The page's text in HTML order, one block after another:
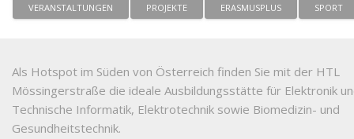
VERANSTALTUNGEN PROJEKTE ERASMUSPLUS SPORT
Als Hotspot im Süden von Österreich finden Sie mit der HTL
Mössingerstraße die ideale Ausbildungsstätte für Elektronik
Technische Informatik, Elektrotechnik sowie Biomedizin- und
Gesundheitstechnik.